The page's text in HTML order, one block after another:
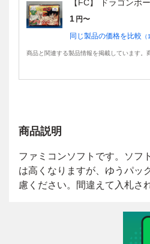
【FC】 ドラゴンボ
1 円〜
同じ製品の価格を比較 （
商品と関連する製品情報を掲載しています。
商品説明